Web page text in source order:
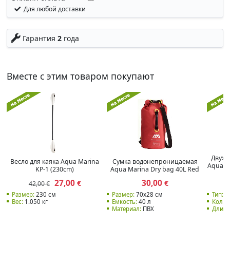
Для любой доставки
Гарантия 2года
Вместе с этим товаром покупают
Весло для каяка Aqua Marina
KP-1 (230cm)
42,00 € 27,00€
Размер:230 см
Вес:1.050 кг
Сумка водонепроницаемая
Aqua Marina Dry bag 40L Red
30,00€
Размер:70x28 см
Емкость:40 л
Материал:ПВХ
Aqua
Тип:
Кол.